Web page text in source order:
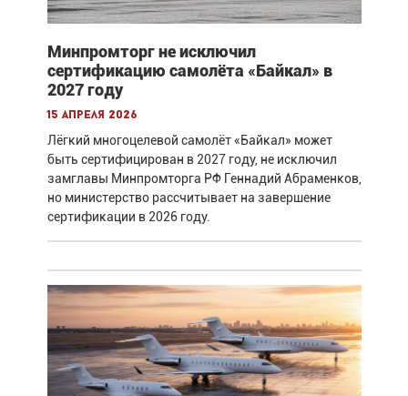
Минпромторг не исключил
сертификацию самолёта «Байкал» в
2027 году
15 апреля 2026
Лёгкий многоцелевой самолёт «Байкал» может
быть сертифицирован в 2027 году, не исключил
замглавы Минпромторга РФ Геннадий Абраменков,
но министерство рассчитывает на завершение
сертификации в 2026 году.